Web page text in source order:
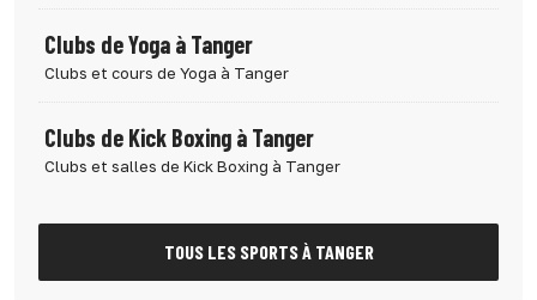
Clubs de Yoga à Tanger
Clubs et cours de Yoga à Tanger
Clubs de Kick Boxing à Tanger
Clubs et salles de Kick Boxing à Tanger
TOUS LES SPORTS À TANGER